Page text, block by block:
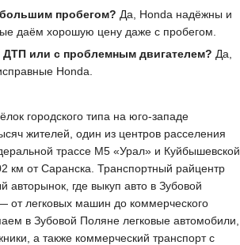
пробегом? Да, Honda надёжны и
даём хорошую цену даже с пробегом.
ДТП или с проблемным двигателем? Да,
Honda.
городского типа на юго-западе
жителей, один из центров расселения
трассе М5 «Урал» и Куйбышевской
км от Саранска. Транспортный райцентр
авторынок, где выкуп авто в Зубовой
от легковых машин до коммерческого
в Зубовой Поляне легковые автомобили,
а также коммерческий транспорт с